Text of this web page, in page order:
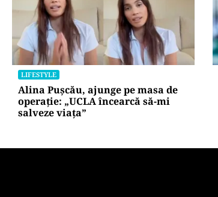
LIFESTYLE
Alina Pușcău, ajunge pe masa de
operație: „UCLA încearcă să-mi
salveze viața”